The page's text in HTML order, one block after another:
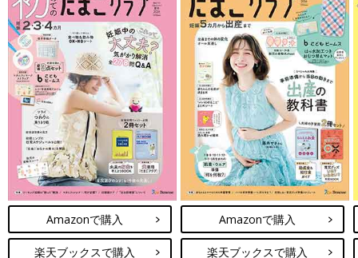
Amazonで購入
楽天ブックスで購入
Amazonで購入
楽天ブックスで購入